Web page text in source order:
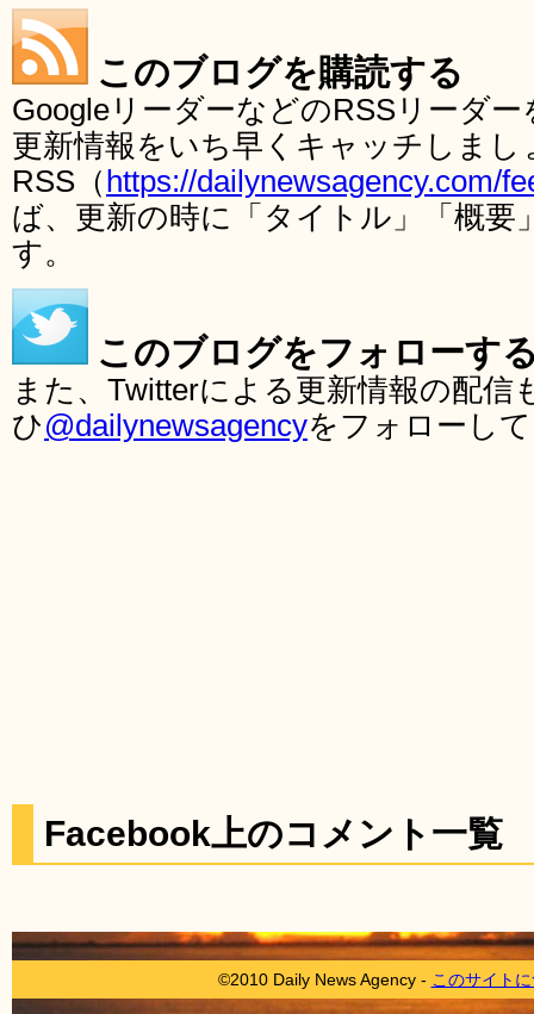
このブログを購読する
GoogleリーダーなどのRSSリーダ
更新情報をいち早くキャッチしま
RSS（ https://dailynewsagency.com/
ば、更新の時に「タイトル」「概要
す。
このブログをフォローす
また、Twitterによる更新情報の配
ひ@dailynewsagencyをフォローし
Facebook上のコメント一覧
©2010 Daily News Agency - このサイト